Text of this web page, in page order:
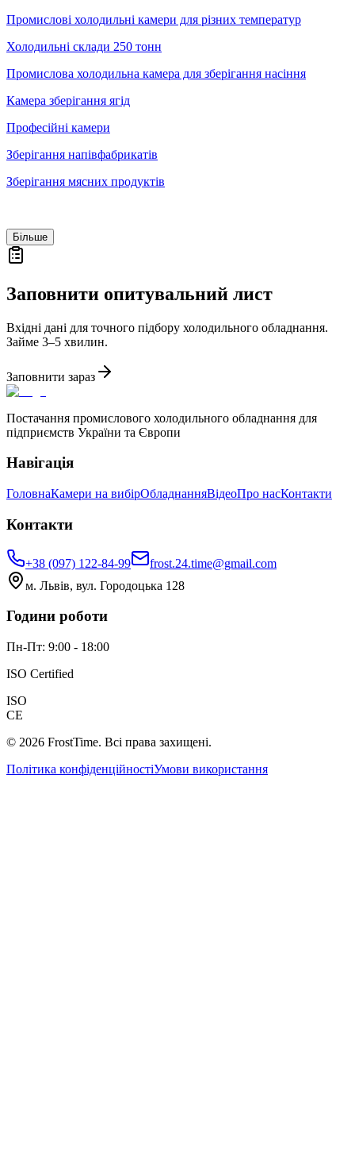
Промислові холодильні камери для різних температур
Холодильні склади 250 тонн
Промислова холодильна камера для зберігання насіння
Камера зберігання ягід
Професійні камери
Зберігання напівфабрикатів
Зберігання мясних продуктів
Більше
Заповнити опитувальний лист
Вхідні дані для точного підбору холодильного обладнання.
Займе 3–5 хвилин.
Заповнити зараз
Постачання промислового холодильного обладнання для
підприємств України та Європи
Навігація
ГоловнаКамери на вибірОбладнанняВідеоПро насКонтакти
Контакти
+38 (097) 122-84-99
frost.24.time@gmail.com
м. Львів, вул. Городоцька 128
Години роботи
Пн-Пт: 9:00 - 18:00
ISO Certified
ISO
CE
© 2026 FrostTime. Всі права захищені.
Політика конфіденційностіУмови використання